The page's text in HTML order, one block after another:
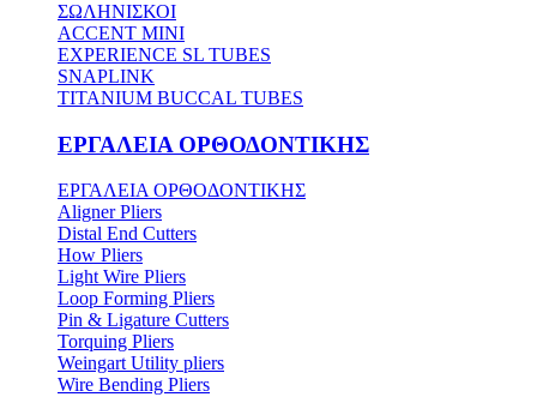
ΣΩΛΗΝΙΣΚΟΙ
ACCENT MINI
EXPERIENCE SL TUBES
SNAPLINK
TITANIUM BUCCAL TUBES
ΕΡΓΑΛΕΙΑ ΟΡΘΟΔΟΝΤΙΚΗΣ
ΕΡΓΑΛΕΙΑ ΟΡΘΟΔΟΝΤΙΚΗΣ
Aligner Pliers
Distal End Cutters
How Pliers
Light Wire Pliers
Loop Forming Pliers
Pin & Ligature Cutters
Torquing Pliers
Weingart Utility pliers
Wire Bending Pliers